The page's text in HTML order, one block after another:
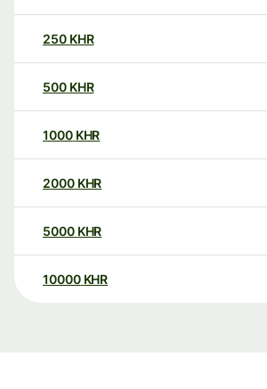
250 KHR
500 KHR
1000 KHR
2000 KHR
5000 KHR
10000 KHR